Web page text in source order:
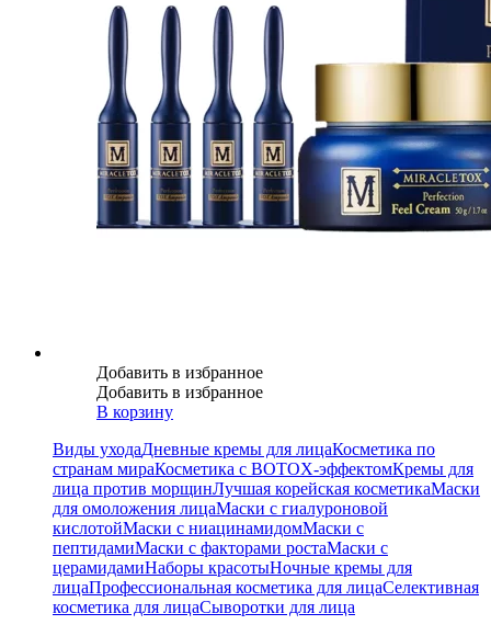
Добавить в избранное
Добавить в избранное
В корзину
Виды уходаДневные кремы для лицаКосметика по
странам мираКосметика с BOTOX-эффектомКремы для
лица против морщинЛучшая корейская косметикаМаски
для омоложения лицаМаски с гиалуроновой
кислотойМаски с ниацинамидомМаски с
пептидамиМаски с факторами ростаМаски с
церамидамиНаборы красотыНочные кремы для
лицаПрофессиональная косметика для лицаСелективная
косметика для лицаСыворотки для лица